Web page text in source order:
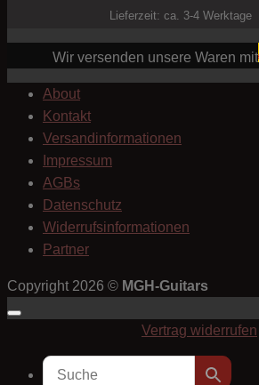
Lieferzeit: ca. 3-4 Werktage
Wir versenden unsere Waren mit
About
Kontakt
Versandinformationen
Impressum
AGBs
Datenschutz
Widerrufsinformationen
Partner
Copyright 2026 © MGH-Guitars
Vertrag widerrufen